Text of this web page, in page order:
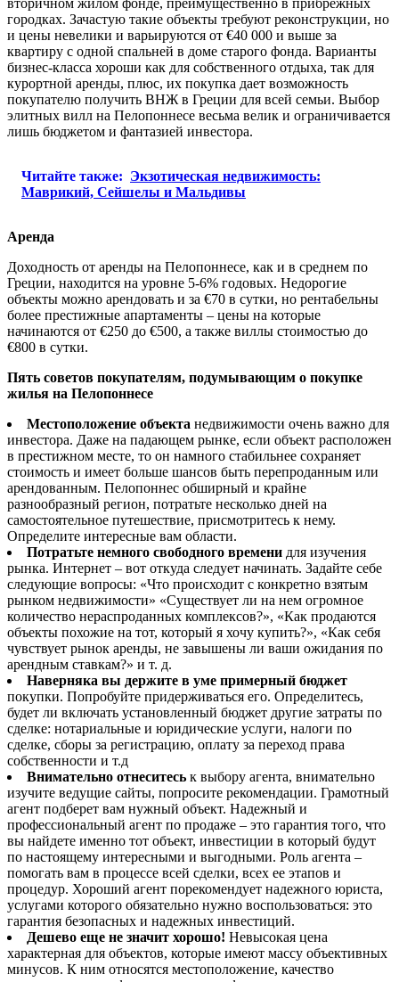
городках. Зачастую такие объекты требуют реконструкции, но
и цены невелики и варьируются от €40 000 и выше за
квартиру с одной спальней в доме старого фонда. Варианты
бизнес-класса хороши как для собственного отдыха, так для
курортной аренды, плюс, их покупка дает возможность
покупателю получить ВНЖ в Греции для всей семьи. Выбор
элитных вилл на Пелопоннесе весьма велик и ограничивается
лишь бюджетом и фантазией инвестора.
Читайте также: Экзотическая недвижимость:
Маврикий, Сейшелы и Мальдивы
Аренда
Доходность от аренды на Пелопоннесе, как и в среднем по
Греции, находится на уровне 5-6% годовых. Недорогие
объекты можно арендовать и за €70 в сутки, но рентабельны
более престижные апартаменты – цены на которые
начинаются от €250 до €500, а также виллы стоимостью до
€800 в сутки.
Пять советов покупателям, подумывающим о покупке
жилья на Пелопоннесе
Местоположение объекта недвижимости очень важно для
инвестора. Даже на падающем рынке, если объект расположен
в престижном месте, то он намного стабильнее сохраняет
стоимость и имеет больше шансов быть перепроданным или
арендованным. Пелопоннес обширный и крайне
разнообразный регион, потратьте несколько дней на
самостоятельное путешествие, присмотритесь к нему.
Определите интересные вам области.
Потратьте немного свободного времени для изучения
рынка. Интернет – вот откуда следует начинать. Задайте себе
следующие вопросы: «Что происходит с конкретно взятым
рынком недвижимости» «Существует ли на нем огромное
количество нераспроданных комплексов?», «Как продаются
объекты похожие на тот, который я хочу купить?», «Как себя
чувствует рынок аренды, не завышены ли ваши ожидания по
арендным ставкам?» и т. д.
Наверняка вы держите в уме примерный бюджет
покупки. Попробуйте придерживаться его. Определитесь,
будет ли включать установленный бюджет другие затраты по
сделке: нотариальные и юридические услуги, налоги по
сделке, сборы за регистрацию, оплату за переход права
собственности и т.д
Внимательно отнеситесь к выбору агента, внимательно
изучите ведущие сайты, попросите рекомендации. Грамотный
агент подберет вам нужный объект. Надежный и
профессиональный агент по продаже – это гарантия того, что
вы найдете именно тот объект, инвестиции в который будут
по настоящему интересными и выгодными. Роль агента –
помогать вам в процессе всей сделки, всех ее этапов и
процедур. Хороший агент порекомендует надежного юриста,
услугами которого обязательно нужно воспользоваться: это
гарантия безопасных и надежных инвестиций.
Дешево еще не значит хорошо! Невысокая цена
характерная для объектов, которые имеют массу объективных
минусов. К ним относятся местоположение, качество